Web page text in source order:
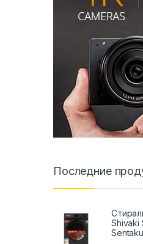
Последние
Shivaki